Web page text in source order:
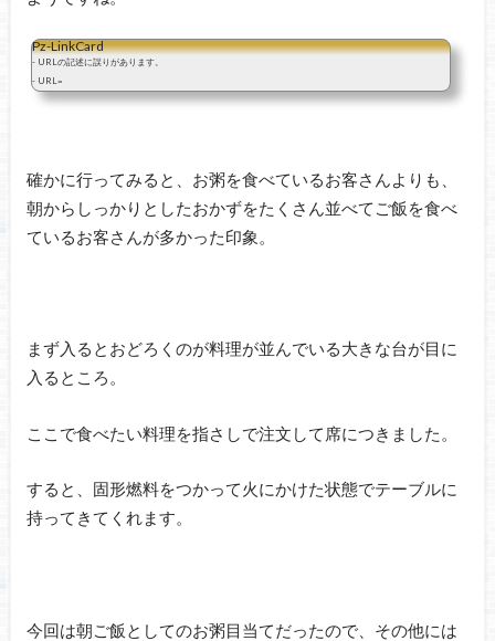
Pz-LinkCard
- URLの記述に誤りがあります。
- URL=
確かに行ってみると、お粥を食べているお客さんよりも、
朝からしっかりとしたおかずをたくさん並べてご飯を食べ
ているお客さんが多かった印象。
まず入るとおどろくのが料理が並んでいる大きな台が目に
入るところ。
ここで食べたい料理を指さしで注文して席につきました。
すると、固形燃料をつかって火にかけた状態でテーブルに
持ってきてくれます。
今回は朝ご飯としてのお粥目当てだったので、その他には